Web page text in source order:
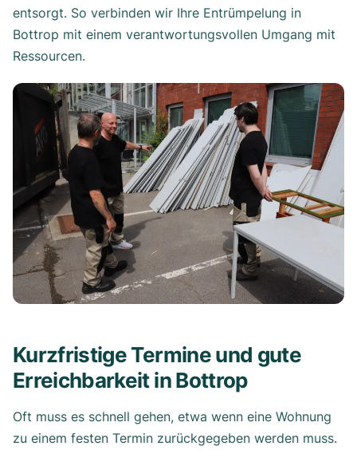
entsorgt. So verbinden wir Ihre Entrümpelung in
Bottrop mit einem verantwortungsvollen Umgang mit
Ressourcen.
Kurzfristige Termine und gute
Erreichbarkeit in Bottrop
Oft muss es schnell gehen, etwa wenn eine Wohnung
zu einem festen Termin zurückgegeben werden muss.